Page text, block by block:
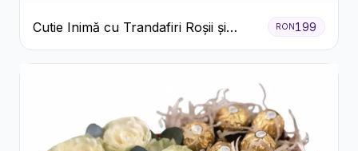
Cutie Inimă cu Trandafiri Roșii și
Raffaello
RON 199